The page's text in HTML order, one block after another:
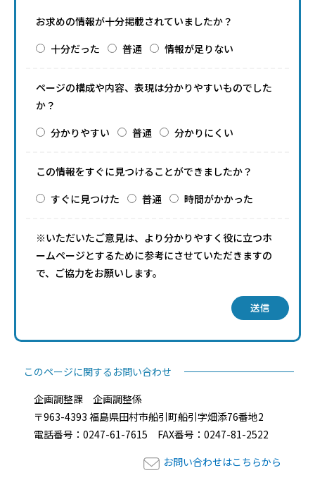
お求めの情報が十分掲載されていましたか？
十分だった
普通 情報が足りない
ページの構成や内容、表現は分かりやすいものでした
か？
分かりやすい
普通 分かりにくい
この情報をすぐに見つけることができましたか？
すぐに見つけた
普通 時間がかかった
※いただいたご意見は、より分かりやすく役に立つホ
ームページとするために参考にさせていただきますの
で、ご協力をお願いします。
送信
このページに関するお問い合わせ
企画調整課 企画調整係
〒963-4393 福島県田村市船引町船引字畑添76番地2
電話番号：0247-61-7615 FAX番号：0247-81-2522
お問い合わせはこちらから